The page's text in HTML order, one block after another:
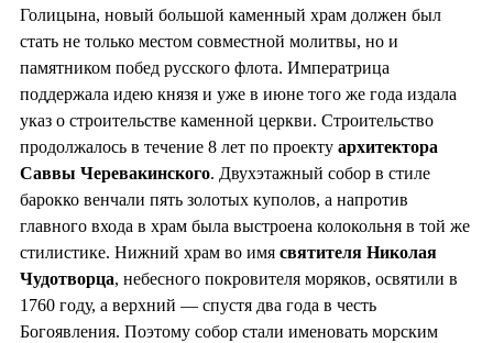
Голицына, новый большой каменный храм должен был
стать не только местом совместной молитвы, но и
памятником побед русского флота. Императрица
поддержала идею князя и уже в июне того же года издала
указ о строительстве каменной церкви. Строительство
продолжалось в течение 8 лет по проекту архитектора
Саввы Черевакинского. Двухэтажный собор в стиле
барокко венчали пять золотых куполов, а напротив
главного входа в храм была выстроена колокольня в той же
стилистике. Нижний храм во имя святителя Николая
Чудотворца, небесного покровителя моряков, освятили в
1760 году, а верхний — спустя два года в честь
Богоявления. Поэтому собор стали именовать морским